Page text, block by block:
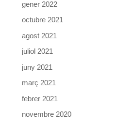
gener 2022
octubre 2021
agost 2021
juliol 2021
juny 2021
març 2021
febrer 2021
novembre 2020